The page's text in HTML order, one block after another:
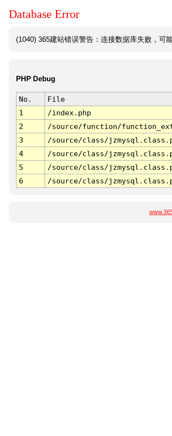
Database Error
(1040) 365建站错误警告：连接数据库失败，可
PHP Debug
No. File
1
/index.php
2
/source/function/
3
/source/class/
4
/source/class/
5
/source/class/
6
/source/class/